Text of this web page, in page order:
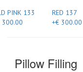
PINK 133
300.00
RED 137
+€ 300.00
Pillow Filling